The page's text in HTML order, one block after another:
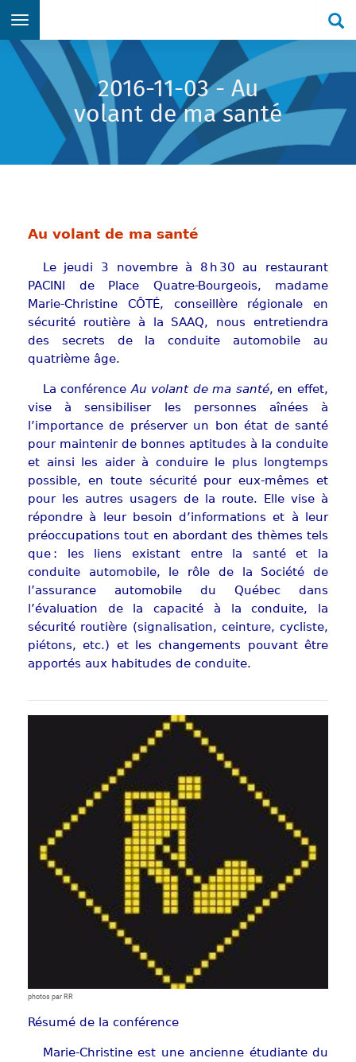
Aller directement au menu principal
Aller directement au contenu principal
Aller directement au formulaire de recherche
Aller directement au pied de page
2016-11-03 - Au
volant de ma santé
Au volant de ma santé
Le jeudi 3 novembre à 8 h 30 au restaurant
PACINI de Place Quatre-Bourgeois, madame
Marie-Christine CÔTÉ, conseillère régionale en
sécurité routière à la SAAQ, nous entretiendra
des secrets de la conduite automobile au
quatrième âge.
La conférenceAu volant de ma santé, en effet,
vise à sensibiliser les personnes aînées à
l’importance de préserver un bon état de santé
pour maintenir de bonnes aptitudes à la conduite
et ainsi les aider à conduire le plus longtemps
possible, en toute sécurité pour eux-mêmes et
pour les autres usagers de la route. Elle vise à
répondre à leur besoin d’informations et à leur
préoccupations tout en abordant des thèmes tels
que : les liens existant entre la santé et la
conduite automobile, le rôle de la Société de
l’assurance automobile du Québec dans
l’évaluation de la capacité à la conduite, la
sécurité routière (signalisation, ceinture, cycliste,
piétons, etc.) et les changements pouvant être
apportés aux habitudes de conduite.
photos par RR
Résumé de la conférence
Marie-Christine est une ancienne étudiante du